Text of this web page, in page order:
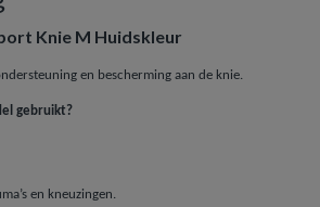
Knie M Huidskleur
en bescherming aan de knie.
gebruikt?
en kneuzingen.